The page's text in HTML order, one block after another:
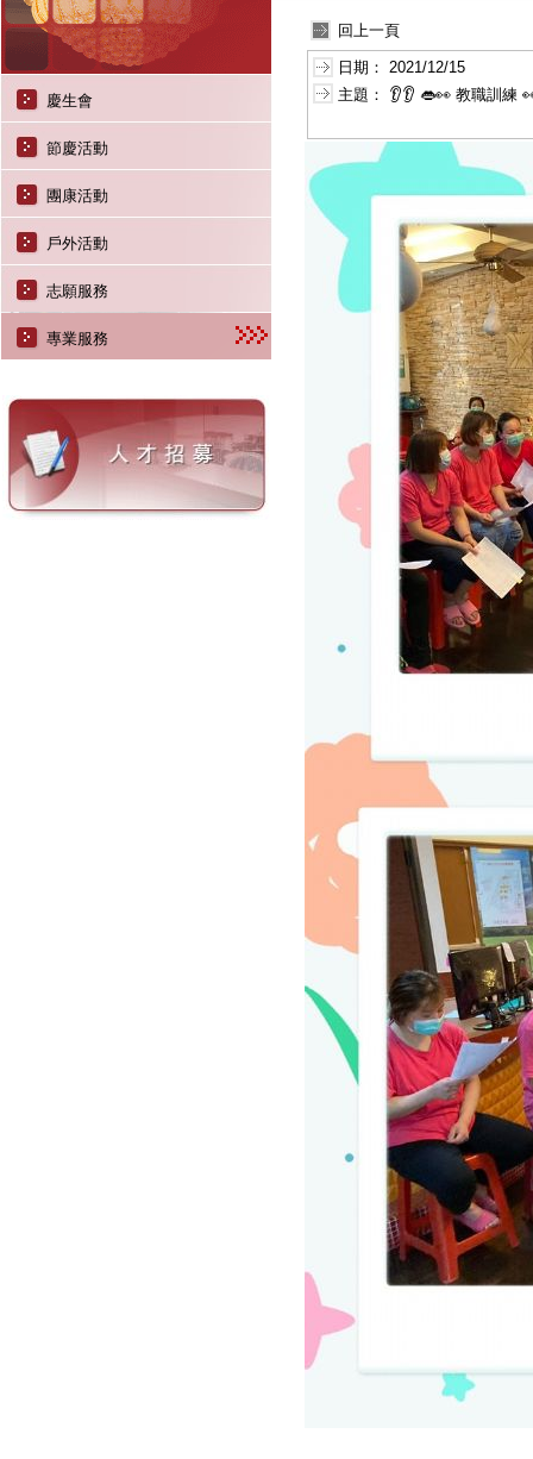
慶生會
節慶活動
團康活動
戶外活動
志願服務
專業服務
回上一頁
日期： 2021/12/15
主題：
👂👂 👄👀 教職訓練